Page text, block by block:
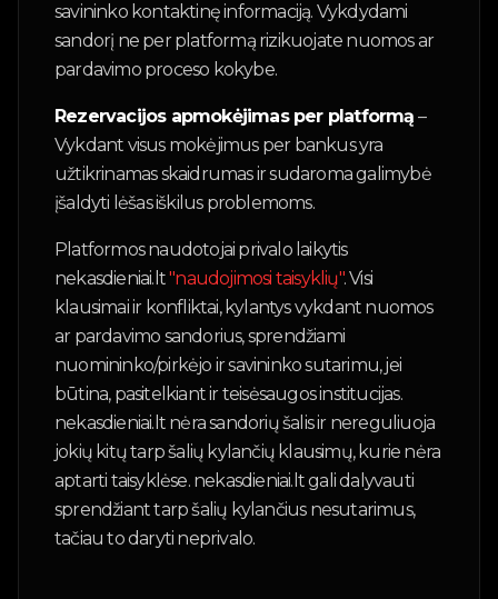
savininko kontaktinę informaciją. Vykdydami
sandorį ne per platformą rizikuojate nuomos ar
pardavimo proceso kokybe.
Rezervacijos apmokėjimas per platformą –
Vykdant visus mokėjimus per bankus yra
užtikrinamas skaidrumas ir sudaroma galimybė
įšaldyti lėšas iškilus problemoms.
Platformos naudotojai privalo laikytis
nekasdieniai.lt"naudojimosi taisyklių". Visi
klausimai ir konfliktai, kylantys vykdant nuomos
ar pardavimo sandorius, sprendžiami
nuomininko/pirkėjo ir savininko sutarimu, jei
būtina, pasitelkiant ir teisėsaugos institucijas.
nekasdieniai.lt nėra sandorių šalis ir nereguliuoja
jokių kitų tarp šalių kylančių klausimų, kurie nėra
aptarti taisyklėse. nekasdieniai.lt gali dalyvauti
sprendžiant tarp šalių kylančius nesutarimus,
tačiau to daryti neprivalo.